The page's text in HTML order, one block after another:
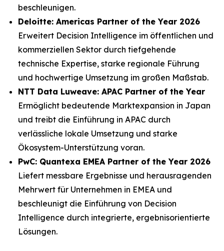
beschleunigen.
Deloitte: Americas Partner of the Year 2026
Erweitert Decision Intelligence im öffentlichen und
kommerziellen Sektor durch tiefgehende
technische Expertise, starke regionale Führung
und hochwertige Umsetzung im großen Maßstab.
NTT Data Luweave: APAC Partner of the Year
Ermöglicht bedeutende Marktexpansion in Japan
und treibt die Einführung in APAC durch
verlässliche lokale Umsetzung und starke
Ökosystem-Unterstützung voran.
PwC: Quantexa EMEA Partner of the Year 2026
Liefert messbare Ergebnisse und herausragenden
Mehrwert für Unternehmen in EMEA und
beschleunigt die Einführung von Decision
Intelligence durch integrierte, ergebnisorientierte
Lösungen.